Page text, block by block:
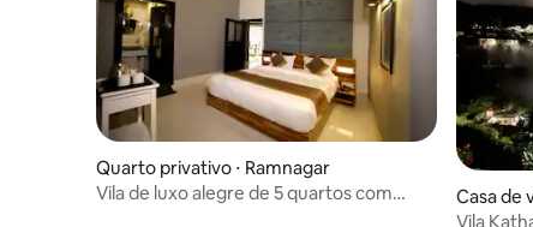
Quarto privativo ⋅ Ramnagar
Vila de luxo alegre de 5 quartos com
Casa de
Vila